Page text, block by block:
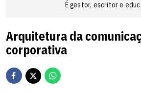
É gestor, escritor e
Arquitetura da
corporativa